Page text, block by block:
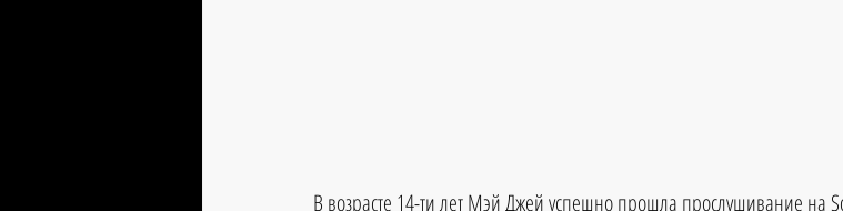
В возрасте 14-ти лет Мэй Джей успешно прошла прослушивание на